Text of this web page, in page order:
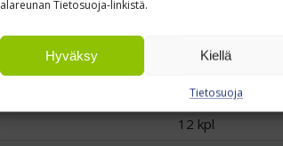
alareunan Tietosuoja-linkistä.
Hyväksy Kiellä
Tietosuoja
Määrä
4 kpl
12 kpl